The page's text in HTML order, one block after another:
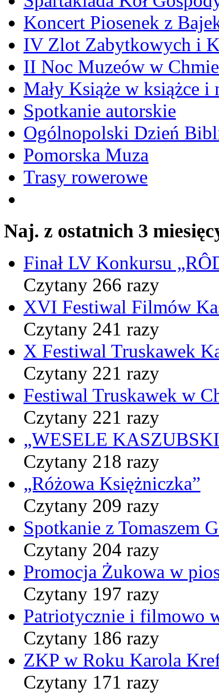
Koncert Piosenek z
IV Zlot Zabytkowych i
II Noc Muzeów w
Mały Książe w książce i
Spotkanie autorskie
Ogólnopolski Dzień
Pomorska Muza
Trasy rowerowe
Naj. z ostatnich 3
Finał LV Konkursu
Czytany 266 razy
XVI Festiwal Filmów
Czytany 241 razy
X Festiwal Truskawek
Czytany 221 razy
Festiwal Truskawek w
Czytany 221 razy
„WESELE
Czytany 218 razy
„Różowa Księżniczka”
Czytany 209 razy
Spotkanie z Tomaszem
Czytany 204 razy
Promocja Żukowa w
Czytany 197 razy
Patriotycznie i filmowo
Czytany 186 razy
ZKP w Roku Karola
Czytany 171 razy